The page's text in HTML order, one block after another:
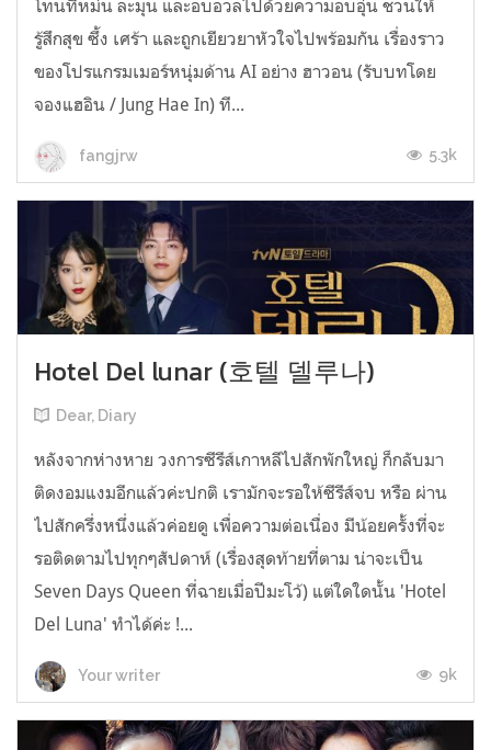
โทนที่หม่น ละมุน และอบอวลไปด้วยความอบอุ่น ชวนให้
รู้สึกสุข ซึ้ง เศร้า และถูกเยียวยาหัวใจไปพร้อมกัน เรื่องราว
ของโปรแกรมเมอร์หนุ่มด้าน AI อย่าง ฮาวอน (รับบทโดย
จองแฮอิน / Jung Hae In) ที...
fangjrw 5.3k
Hotel Del lunar (호텔 델루나)
Dear, Diary
หลังจากห่างหาย วงการซีรีส์เกาหลีไปสักพักใหญ่ ก็กลับมา
ติดงอมแงมอีกแล้วค่ะปกติ เรามักจะรอให้ซีรีส์จบ หรือ ผ่าน
ไปสักครึ่งหนึ่งแล้วค่อยดู เพื่อความต่อเนื่อง มีน้อยครั้งที่จะ
รอติดตามไปทุกๆสัปดาห์ (เรื่องสุดท้ายที่ตาม น่าจะเป็น
Seven Days Queen ที่ฉายเมื่อปีมะโว้) แต่ใดใดนั้น 'Hotel
Del Luna' ทำได้ค่ะ !...
Your writer 9k